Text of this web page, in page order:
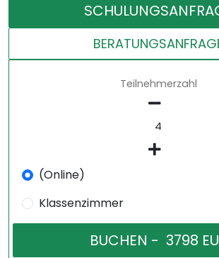
Teilnehmerzahl
(Online)
Klassenzimmer